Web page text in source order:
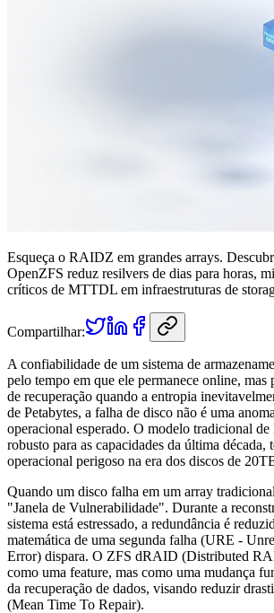
Esqueça o RAIDZ em grandes arrays.
OpenZFS reduz resilvers de dias para horas,
críticos de MTTDL em infraestruturas de
Compartilhar:
A confiabilidade de um sistema de
pelo tempo em que ele permanece online, mas
de recuperação quando a entropia
de Petabytes, a falha de disco não é uma
operacional esperado. O modelo tradicional
robusto para as capacidades da última década,
operacional perigoso na era dos discos de
Quando um disco falha em um array
"Janela de Vulnerabilidade". Durante a
sistema está estressado, a redundância é
matemática de uma segunda falha (URE -
Error) dispara. O ZFS dRAID (Distributed
como uma feature, mas como uma mudança
da recuperação de dados, visando reduzir
(Mean Time To Repair).